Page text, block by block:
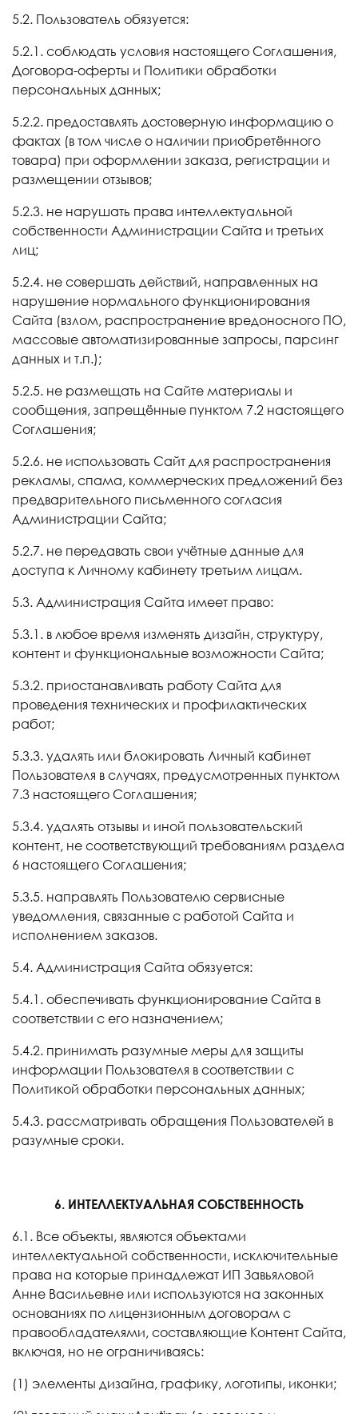
5.2. Пользователь обязуется:
5.2.1. соблюдать условия настоящего Соглашения,
Договора-оферты и Политики обработки
персональных данных;
5.2.2. предоставлять достоверную информацию о
фактах (в том числе о наличии приобретённого
товара) при оформлении заказа, регистрации и
размещении отзывов;
5.2.3. не нарушать права интеллектуальной
собственности Администрации Сайта и третьих
лиц;
5.2.4. не совершать действий, направленных на
нарушение нормального функционирования
Сайта (взлом, распространение вредоносного ПО,
массовые автоматизированные запросы, парсинг
данных и т.п.);
5.2.5. не размещать на Сайте материалы и
сообщения, запрещённые пунктом 7.2 настоящего
Соглашения;
5.2.6. не использовать Сайт для распространения
рекламы, спама, коммерческих предложений без
предварительного письменного согласия
Администрации Сайта;
5.2.7. не передавать свои учётные данные для
доступа к Личному кабинету третьим лицам.
5.3. Администрация Сайта имеет право:
5.3.1. в любое время изменять дизайн, структуру,
контент и функциональные возможности Сайта;
5.3.2. приостанавливать работу Сайта для
проведения технических и профилактических
работ;
5.3.3. удалять или блокировать Личный кабинет
Пользователя в случаях, предусмотренных пунктом
7.3 настоящего Соглашения;
5.3.4. удалять отзывы и иной пользовательский
контент, не соответствующий требованиям раздела
6 настоящего Соглашения;
5.3.5. направлять Пользователю сервисные
уведомления, связанные с работой Сайта и
исполнением заказов.
5.4. Администрация Сайта обязуется:
5.4.1. обеспечивать функционирование Сайта в
соответствии с его назначением;
5.4.2. принимать разумные меры для защиты
информации Пользователя в соответствии с
Политикой обработки персональных данных;
5.4.3. рассматривать обращения Пользователей в
разумные сроки.
6. ИНТЕЛЛЕКТУАЛЬНАЯ СОБСТВЕННОСТЬ
6.1. Все объекты, являются объектами
интеллектуальной собственности, исключительные
права на которые принадлежат ИП Завьяловой
Анне Васильевне или используются на законных
основаниях по лицензионным договорам с
правообладателями, составляющие Контент Сайта,
включая, но не ограничиваясь:
(1) элементы дизайна, графику, логотипы, иконки;